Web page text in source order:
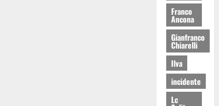
Franco
Ancona
Gianfranco
Chiarelli
Ilva
incidente
Lc